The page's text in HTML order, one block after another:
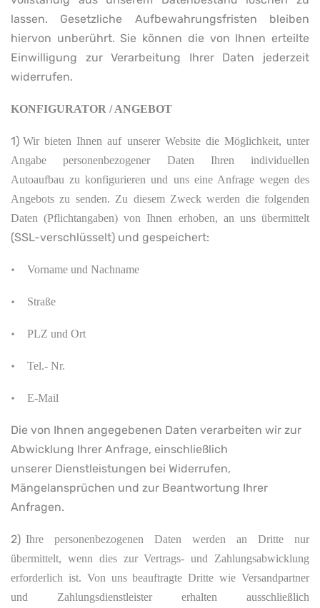
lassen. Gesetzliche Aufbewahrungsfristen bleiben
hiervon unberührt. Sie können die von Ihnen erteilte
Einwilligung zur Verarbeitung Ihrer Daten jederzeit
widerrufen.
KONFIGURATOR / ANGEBOT
1) Wir bieten Ihnen auf unserer Website die Möglichkeit, unter
Angabe personenbezogener Daten Ihren individuellen
Autoaufbau zu konfigurieren und uns eine Anfrage wegen des
Angebots zu senden. Zu diesem Zweck werden die folgenden
Daten (Pflichtangaben) von Ihnen erhoben, an uns übermittelt
(SSL-verschlüsselt) und gespeichert:
• Vorname und Nachname
• Straße
• PLZ und Ort
• Tel.- Nr.
• E-Mail
Die von Ihnen angegebenen Daten verarbeiten wir zur
Abwicklung Ihrer Anfrage, einschließlich
unserer Dienstleistungen bei Widerrufen,
Mängelansprüchen und zur Beantwortung Ihrer
Anfragen.
2) Ihre personenbezogenen Daten werden an Dritte nur
übermittelt, wenn dies zur Vertrags- und Zahlungsabwicklung
erforderlich ist. Von uns beauftragte Dritte wie Versandpartner
und Zahlungsdienstleister erhalten ausschließlich